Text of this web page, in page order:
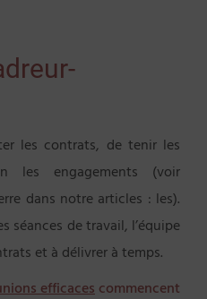
les contrats, de tenir les
les engagements (voir
dans notre articles : les).
séances de travail, l’équipe
et à délivrer à temps.
efficacescommencent